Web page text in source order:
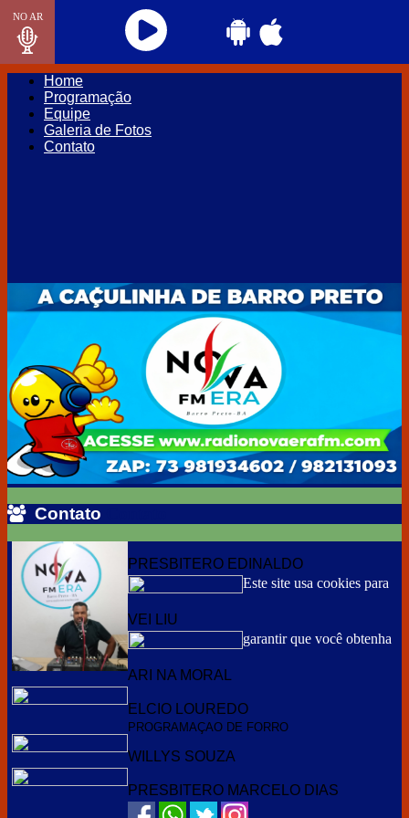
NO AR
Home
Programação
Equipe
Galeria de Fotos
Contato
Contato
PRESBITERO EDINALDO
VEI LIU
ARI NA MORAL
ELCIO LOUREDO
PROGRAMAÇAO DE FORRO
WILLYS SOUZA
PRESBITERO MARCELO DIAS
Este site usa cookies para
garantir que você obtenha